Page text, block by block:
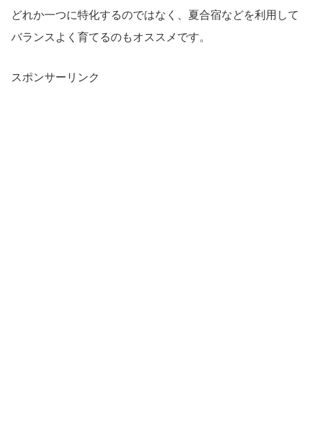
どれか一つに特化するのではなく、夏合宿などを利用して
バランスよく育てるのもオススメです。
スポンサーリンク